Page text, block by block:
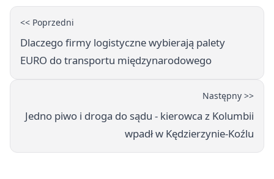
<< Poprzedni
Dlaczego firmy logistyczne wybierają palety
EURO do transportu międzynarodowego
Następny >>
Jedno piwo i droga do sądu - kierowca z Kolumbii
wpadł w Kędzierzynie-Koźlu